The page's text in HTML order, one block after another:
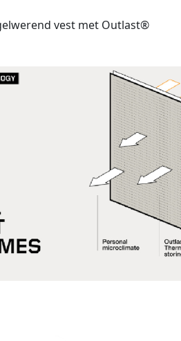
vest met Outlast®